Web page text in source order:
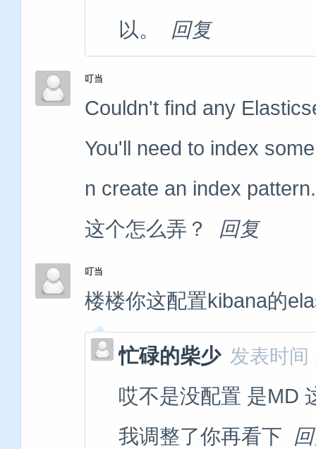
以。
回复
叮当
Couldn't find any
You'll need to index
n create an index
这个怎么弄？
回复
叮当
楼楼你这配置kibana的
忙碌的柴少 发表时
哎不是没配置 是MD
我调整了你再看下